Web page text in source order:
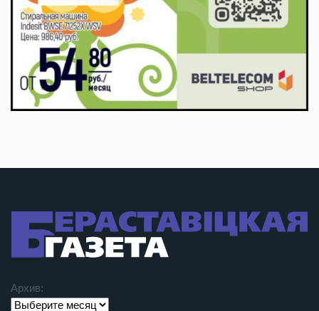
Архив: